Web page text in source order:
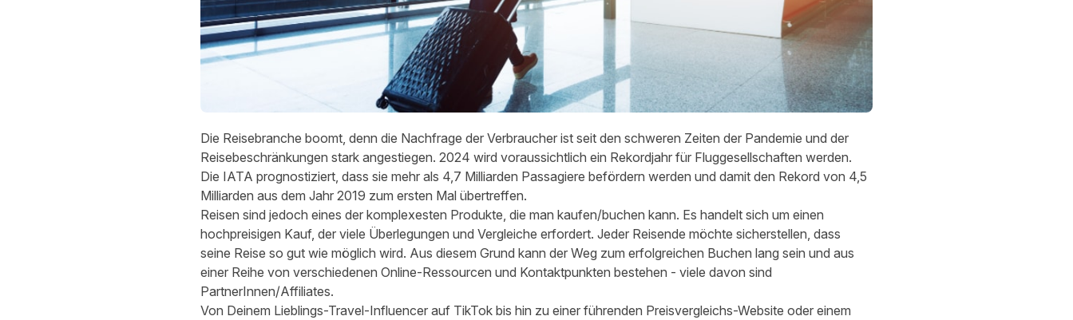
Die Reisebranche boomt, denn die Nachfrage der Verbraucher ist seit den schweren Zeiten der Pandemie und der
Reisebeschränkungen stark angestiegen. 2024 wird voraussichtlich ein Rekordjahr für Fluggesellschaften werden.
Die IATA prognostiziert, dass sie mehr als 4,7 Milliarden Passagiere befördern werden und damit den Rekord von 4,5
Milliarden aus dem Jahr 2019 zum ersten Mal übertreffen.
Reisen sind jedoch eines der komplexesten Produkte, die man kaufen/buchen kann. Es handelt sich um einen
hochpreisigen Kauf, der viele Überlegungen und Vergleiche erfordert. Jeder Reisende möchte sicherstellen, dass
seine Reise so gut wie möglich wird. Aus diesem Grund kann der Weg zum erfolgreichen Buchen lang sein und aus
einer Reihe von verschiedenen Online-Ressourcen und Kontaktpunkten bestehen - viele davon sind
PartnerInnen/Affiliates.
Von Deinem Lieblings-Travel-Influencer auf TikTok bis hin zu einer führenden Preisvergleichs-Website oder einem